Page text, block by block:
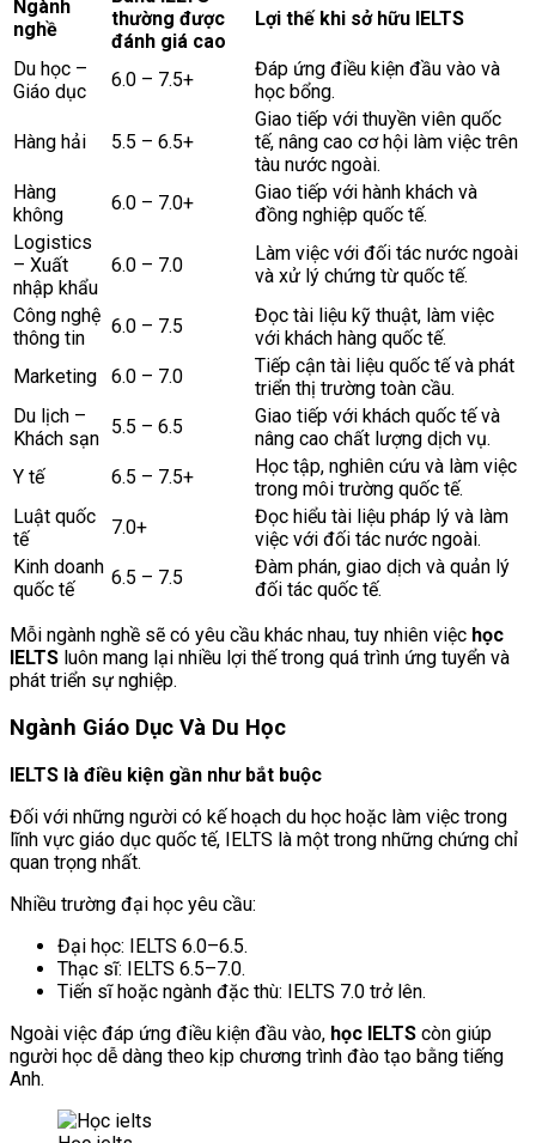
Ngành
nghề
thường được
đánh giá cao
Lợi thế khi sở hữu IELTS
Du học –
Giáo dục
6.0 – 7.5+
Đáp ứng điều kiện đầu vào và
học bổng.
Hàng hải 5.5 – 6.5+
Giao tiếp với thuyền viên quốc
tế, nâng cao cơ hội làm việc trên
tàu nước ngoài.
Hàng
không
6.0 – 7.0+
Giao tiếp với hành khách và
đồng nghiệp quốc tế.
Logistics
– Xuất
nhập khẩu
6.0 – 7.0
Làm việc với đối tác nước ngoài
và xử lý chứng từ quốc tế.
Công nghệ
thông tin
6.0 – 7.5
Đọc tài liệu kỹ thuật, làm việc
với khách hàng quốc tế.
Marketing
6.0 – 7.0
Tiếp cận tài liệu quốc tế và phát
triển thị trường toàn cầu.
Du lịch –
Khách sạn
5.5 – 6.5
Giao tiếp với khách quốc tế và
nâng cao chất lượng dịch vụ.
Y tế
6.5 – 7.5+
Học tập, nghiên cứu và làm việc
trong môi trường quốc tế.
Luật quốc
tế
7.0+
Đọc hiểu tài liệu pháp lý và làm
việc với đối tác nước ngoài.
Kinh doanh
quốc tế
6.5 – 7.5
Đàm phán, giao dịch và quản lý
đối tác quốc tế.
Mỗi ngành nghề sẽ có yêu cầu khác nhau, tuy nhiên việc học
IELTS luôn mang lại nhiều lợi thế trong quá trình ứng tuyển và
phát triển sự nghiệp.
Ngành Giáo Dục Và Du Học
IELTS là điều kiện gần như bắt buộc
Đối với những người có kế hoạch du học hoặc làm việc trong
lĩnh vực giáo dục quốc tế, IELTS là một trong những chứng chỉ
quan trọng nhất.
Nhiều trường đại học yêu cầu:
Đại học: IELTS 6.0–6.5.
Thạc sĩ: IELTS 6.5–7.0.
Tiến sĩ hoặc ngành đặc thù: IELTS 7.0 trở lên.
Ngoài việc đáp ứng điều kiện đầu vào, học IELTS còn giúp
người học dễ dàng theo kịp chương trình đào tạo bằng tiếng
Anh.